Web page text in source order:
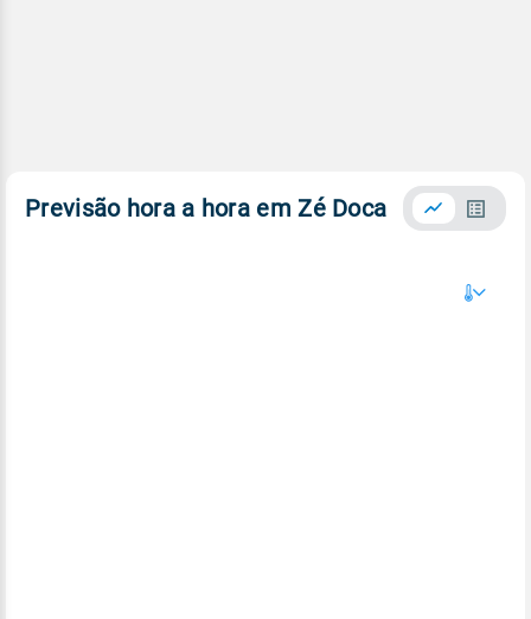
Previsão hora a hora em Zé Doca